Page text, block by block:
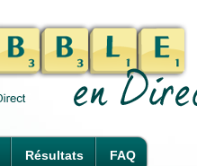
Résultats FAQ